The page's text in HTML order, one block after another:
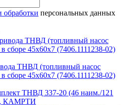
обработки персональных данных
ТНВД (топливный насос
сборе 45х60х7 (7406.1111238-02)